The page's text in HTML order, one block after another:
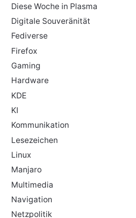
Diese Woche in Plasma
Digitale Souveränität
Fediverse
Firefox
Gaming
Hardware
KDE
KI
Kommunikation
Lesezeichen
Linux
Manjaro
Multimedia
Navigation
Netzpolitik